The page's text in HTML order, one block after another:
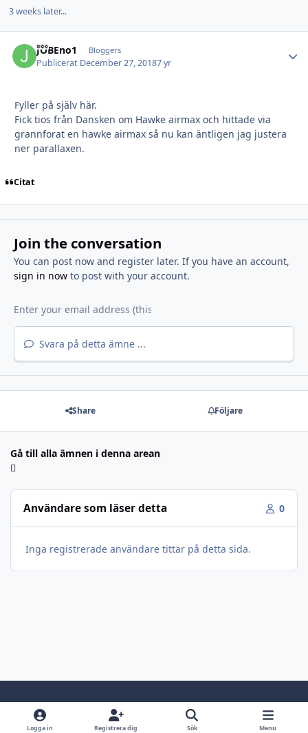
3 weeks later...
JOBEno1 Bloggers
Publicerat December 27, 20187 yr
Fyller på själv här.
Fick tios från Dansken om Hawke airmax och hittade via
grannforat en hawke airmax så nu kan äntligen jag justera
ner parallaxen.
Citat
Join the conversation
You can post now and register later. If you have an account,
sign in nowto post with your account.
Svara på detta ämne ...
Share Följare
Gå till alla ämnen i denna arean
Användare som läser detta 0
Inga registrerade användare tittar på detta sida.
Light ModeDark ModeSystem Preference
Logga in Registrera dig Sök Menu